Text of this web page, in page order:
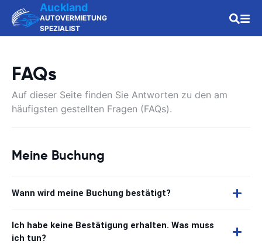
Auckland
AUTOVERMIETUNG
SPEZIALIST
FAQs
Auf dieser Seite finden Sie Antworten zu den am
häufigsten gestellten Fragen (FAQs).
Meine Buchung
Wann wird meine Buchung bestätigt?
Ich habe keine Bestätigung erhalten. Was muss
ich tun?